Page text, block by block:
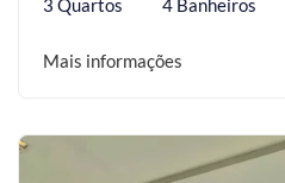
3 Quartos 4 Banheiros
Mais informações